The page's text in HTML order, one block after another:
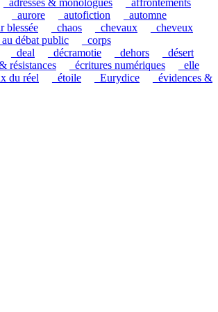
_aurore _autofiction
_automne
blessée _chaos _chevaux
_cheveux
au débat public
_corps
_deal _décramotie _dehors
_désert
résistances _écritures numériques
_elle
du réel _étoile _Eurydice
_évidences &